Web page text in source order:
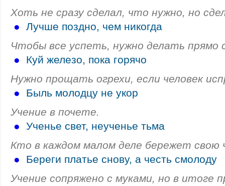
Хоть не сразу сделал, что нужно, но
●
Лучше поздно, чем никогда
Чтобы все успеть, нужно делать прямо
●
Куй железо, пока горячо
Нужно прощать огрехи, если человек
●
Быль молодцу не укор
Учение в почете.
●
Ученье свет, неученье тьма
Кто в каждом малом деле бережет
●
Береги платье снову, а честь смолоду
Учение сопряжено с муками, но в итоге